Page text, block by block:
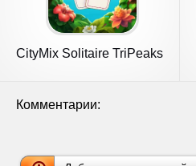
CityMix Solitaire TriPeaks
Комментарии: